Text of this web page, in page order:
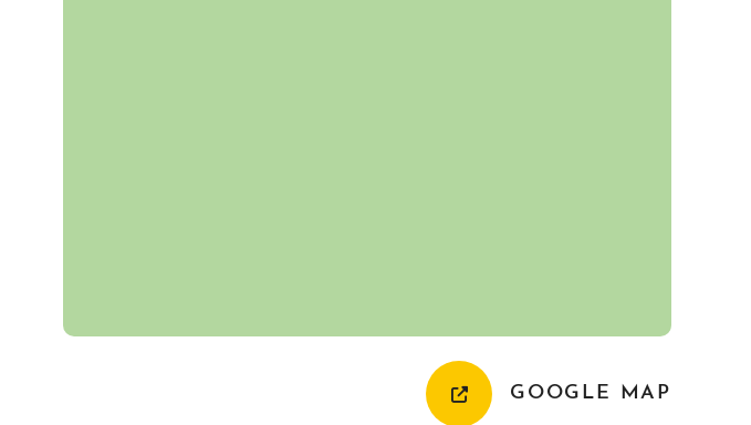
GOOGLE MAP